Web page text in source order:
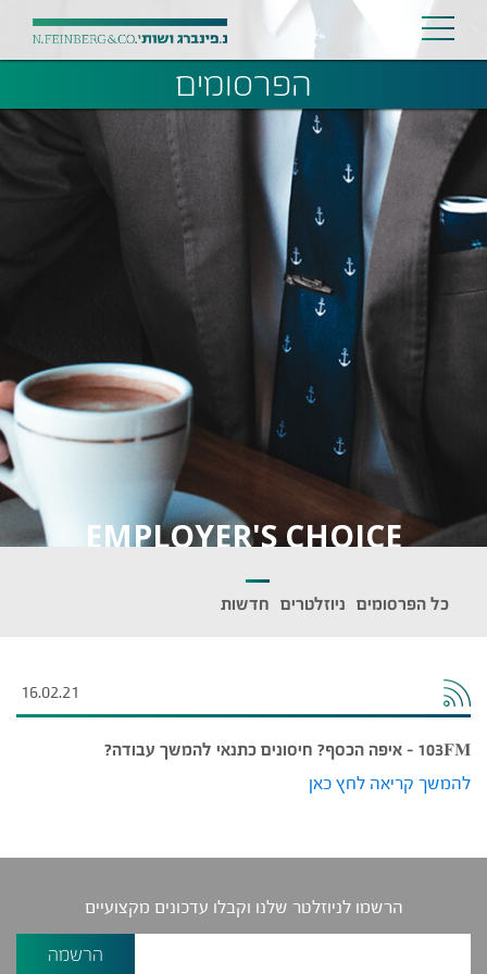
הפרסומים
EMPLOYER'S CHOICE
כל הפרסומים ניוזלטרים חדשות
16.02.21
103FM – איפה הכסף? חיסונים כתנאי להמשך עבודה?
להמשך קריאה לחץ כאן
הרשמו לניוזלטר שלנו וקבלו עדכונים מקצועיים